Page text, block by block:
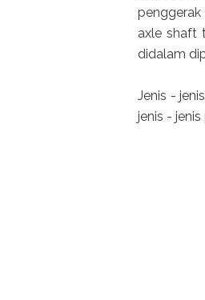
axle shaft
didalam
Jenis -
jenis -